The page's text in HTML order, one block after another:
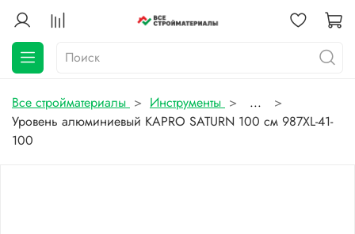
Все стройматериалы Инструменты
...
Уровень алюминиевый KAPRO SATURN 100 см 987XL-41-
100